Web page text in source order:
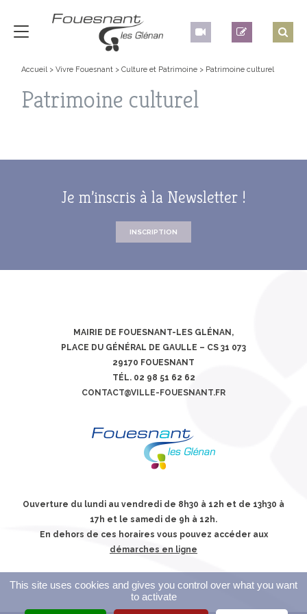
Accueil>Vivre Fouesnant >Culture et Patrimoine > Patrimoine culturel
Patrimoine culturel
Je m’inscris à la Newsletter !
INSCRIPTION
MAIRIE DE FOUESNANT-LES GLÉNAN,
PLACE DU GÉNÉRAL DE GAULLE – CS 31 073
29170 FOUESNANT
TÉL. 02 98 51 62 62
CONTACT@VILLE-FOUESNANT.FR
Ouverture du lundi au vendredi de 8h30 à 12h et de 13h30 à
17h et le samedi de 9h à 12h.
En dehors de ces horaires vous pouvez accéder aux
démarches en ligne
This site uses cookies and gives you control over what you want
to activate